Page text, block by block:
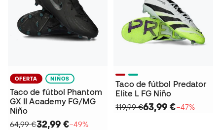
OFERTA NIÑOS
Taco de fútbol Phantom
GX II Academy FG/MG
Niño
64,99 €32,99 €−49%
Taco de fútbol Predator
Elite L FG Niño
119,99 €63,99 €−47%